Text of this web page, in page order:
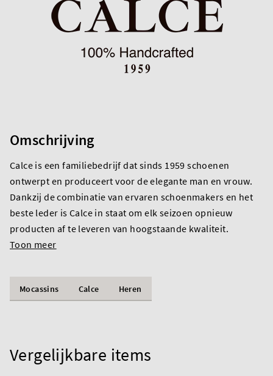
Omschrijving
Calce is een familiebedrijf dat sinds 1959 schoenen
ontwerpt en produceert voor de elegante man en vrouw.
Dankzij de combinatie van ervaren schoenmakers en het
beste leder is Calce in staat om elk seizoen opnieuw
producten af te leveren van hoogstaande kwaliteit.
Toon meer
Mocassins Calce Heren
Vergelijkbare items